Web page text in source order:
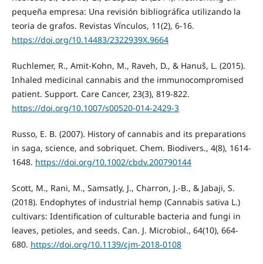
pequeña empresa: Una revisión bibliográfica utilizando la
teoria de grafos. Revistas Vínculos, 11(2), 6-16.
https://doi.org/10.14483/2322939X.9664
Ruchlemer, R., Amit-Kohn, M., Raveh, D., & Hanuš, L. (2015).
Inhaled medicinal cannabis and the immunocompromised
patient. Support. Care Cancer, 23(3), 819-822.
https://doi.org/10.1007/s00520-014-2429-3
Russo, E. B. (2007). History of cannabis and its preparations
in saga, science, and sobriquet. Chem. Biodivers., 4(8), 1614-
1648. https://doi.org/10.1002/cbdv.200790144
Scott, M., Rani, M., Samsatly, J., Charron, J.-B., & Jabaji, S.
(2018). Endophytes of industrial hemp (Cannabis sativa L.)
cultivars: Identification of culturable bacteria and fungi in
leaves, petioles, and seeds. Can. J. Microbiol., 64(10), 664-
680. https://doi.org/10.1139/cjm-2018-0108